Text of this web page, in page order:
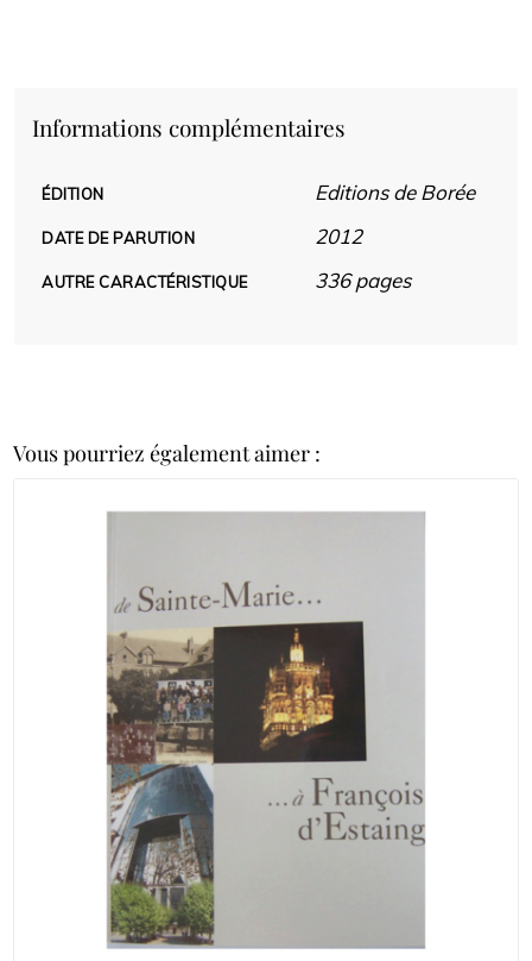
Informations complémentaires
ÉDITION Editions de Borée
DATE DE PARUTION 2012
AUTRE CARACTÉRISTIQUE 336 pages
Vous pourriez également aimer :